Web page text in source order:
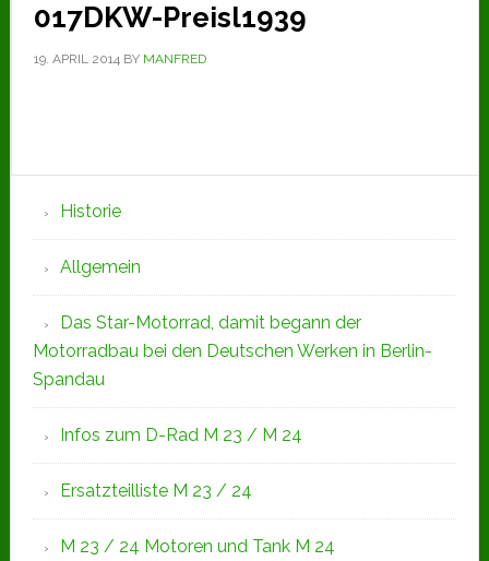
017DKW-Preisl1939
19. APRIL 2014BY MANFRED
Seitenspalte
Historie
Allgemein
Das Star-Motorrad, damit begann der
Motorradbau bei den Deutschen Werken in Berlin-
Spandau
Infos zum D-Rad M 23 / M 24
Ersatzteilliste M 23 / 24
M 23 / 24 Motoren und Tank M 24